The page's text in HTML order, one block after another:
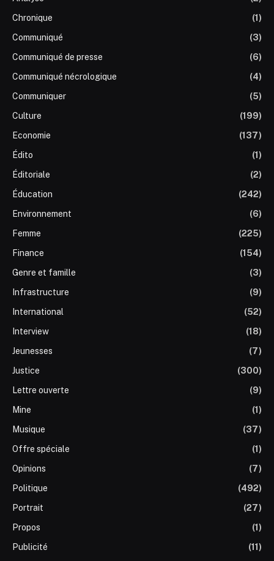
Chronique
(1)
Communiqué
(3)
Communiqué de presse
(6)
Communiqué nécrologique
(4)
Communiquer
(5)
Culture
(199)
Economie
(137)
Édito
(1)
Éditoriale
(2)
Éducation
(242)
Environnement
(6)
Femme
(225)
Finance
(154)
Genre et famille
(3)
Infrastructure
(9)
International
(52)
Interview
(18)
Jeunesses
(7)
Justice
(300)
Lettre ouverte
(9)
Mine
(1)
Musique
(37)
Offre spéciale
(1)
Opinions
(7)
Politique
(492)
Portrait
(27)
Propos
(1)
Publicité
(11)